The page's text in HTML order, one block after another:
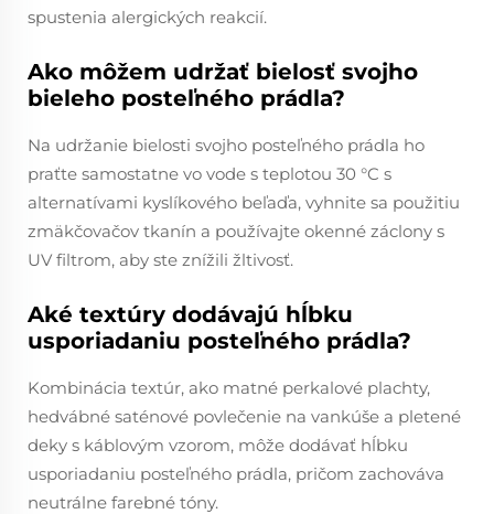
spustenia alergických reakcií.
Ako môžem udržať bielosť svojho
bieleho posteľného prádla?
Na udržanie bielosti svojho posteľného prádla ho
praťte samostatne vo vode s teplotou 30 °C s
alternatívami kyslíkového beľaďa, vyhnite sa použitiu
zmäkčovačov tkanín a používajte okenné záclony s
UV filtrom, aby ste znížili žltivosť.
Aké textúry dodávajú hĺbku
usporiadaniu posteľného prádla?
Kombinácia textúr, ako matné perkalové plachty,
hedvábné saténové povlečenie na vankúše a pletené
deky s káblovým vzorom, môže dodávať hĺbku
usporiadaniu posteľného prádla, pričom zachováva
neutrálne farebné tóny.